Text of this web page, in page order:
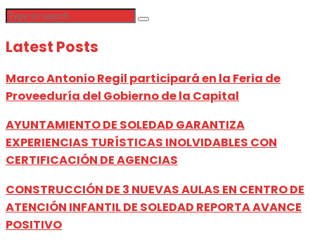
Latest Posts
Marco Antonio Regil participará en la Feria de
Proveeduría del Gobierno de la Capital
AYUNTAMIENTO DE SOLEDAD GARANTIZA
EXPERIENCIAS TURÍSTICAS INOLVIDABLES CON
CERTIFICACIÓN DE AGENCIAS
CONSTRUCCIÓN DE 3 NUEVAS AULAS EN CENTRO DE
ATENCIÓN INFANTIL DE SOLEDAD REPORTA AVANCE
POSITIVO